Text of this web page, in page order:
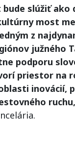
bude slúžiť ako
most
z
južného
podporu
priestor na
inovácií,